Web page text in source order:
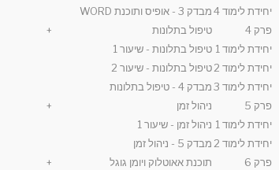
יחידת לימוד 4
מבדק 3 - אופיס ותוכנת WORD
פרק 4
טיפול בתלונות
+
יחידת לימוד 1
טיפול בתלונות - שיעור 1
יחידת לימוד 2
טיפול בתלונות - שיעור 2
יחידת לימוד 3
מבדק 4 - טיפול בתלונות
פרק 5
ניהול זמן
+
יחידת לימוד 1
ניהול זמן - שיעור 1
יחידת לימוד 2
מבדק 5 - ניהול זמן
פרק 6
תוכנת אאוטלוק ויומן גוגל
+